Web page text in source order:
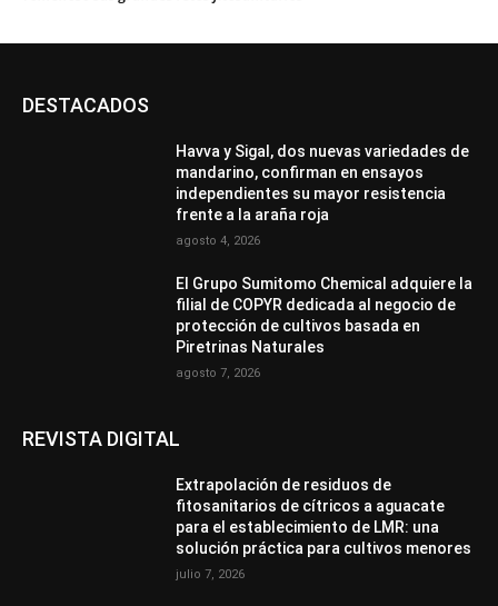
DESTACADOS
Havva y Sigal, dos nuevas variedades de
mandarino, confirman en ensayos
independientes su mayor resistencia
frente a la araña roja
agosto 4, 2026
El Grupo Sumitomo Chemical adquiere la
filial de COPYR dedicada al negocio de
protección de cultivos basada en
Piretrinas Naturales
agosto 7, 2026
REVISTA DIGITAL
Extrapolación de residuos de
fitosanitarios de cítricos a aguacate
para el establecimiento de LMR: una
solución práctica para cultivos menores
julio 7, 2026